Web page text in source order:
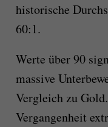
historische
60:1.
Werte über 90
massive
Vergleich zu
Vergangenheit